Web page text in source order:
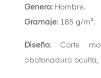
Genero: Hombre.
Gramaje: 185 g/m².
Diseño: Corte
abotonadura oculta,